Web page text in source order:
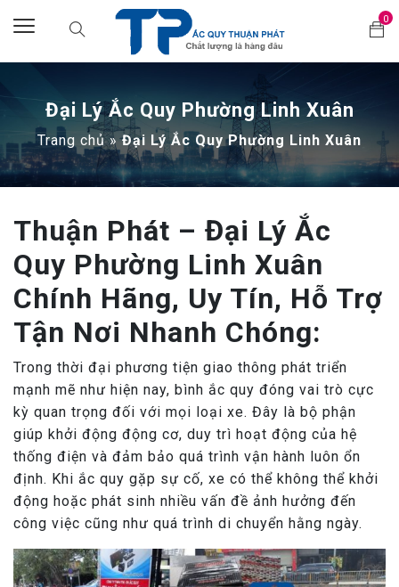
0
Đại Lý Ắc Quy Phường Linh Xuân
Trang chủ»Đại Lý Ắc Quy Phường Linh Xuân
Thuận Phát – Đại Lý Ắc
Quy Phường Linh Xuân
Chính Hãng, Uy Tín, Hỗ Trợ
Tận Nơi Nhanh Chóng:
Trong thời đại phương tiện giao thông phát triển
mạnh mẽ như hiện nay, bình ắc quy đóng vai trò cực
kỳ quan trọng đối với mọi loại xe. Đây là bộ phận
giúp khởi động động cơ, duy trì hoạt động của hệ
thống điện và đảm bảo quá trình vận hành luôn ổn
định. Khi ắc quy gặp sự cố, xe có thể không thể khởi
động hoặc phát sinh nhiều vấn đề ảnh hưởng đến
công việc cũng như quá trình di chuyển hằng ngày.